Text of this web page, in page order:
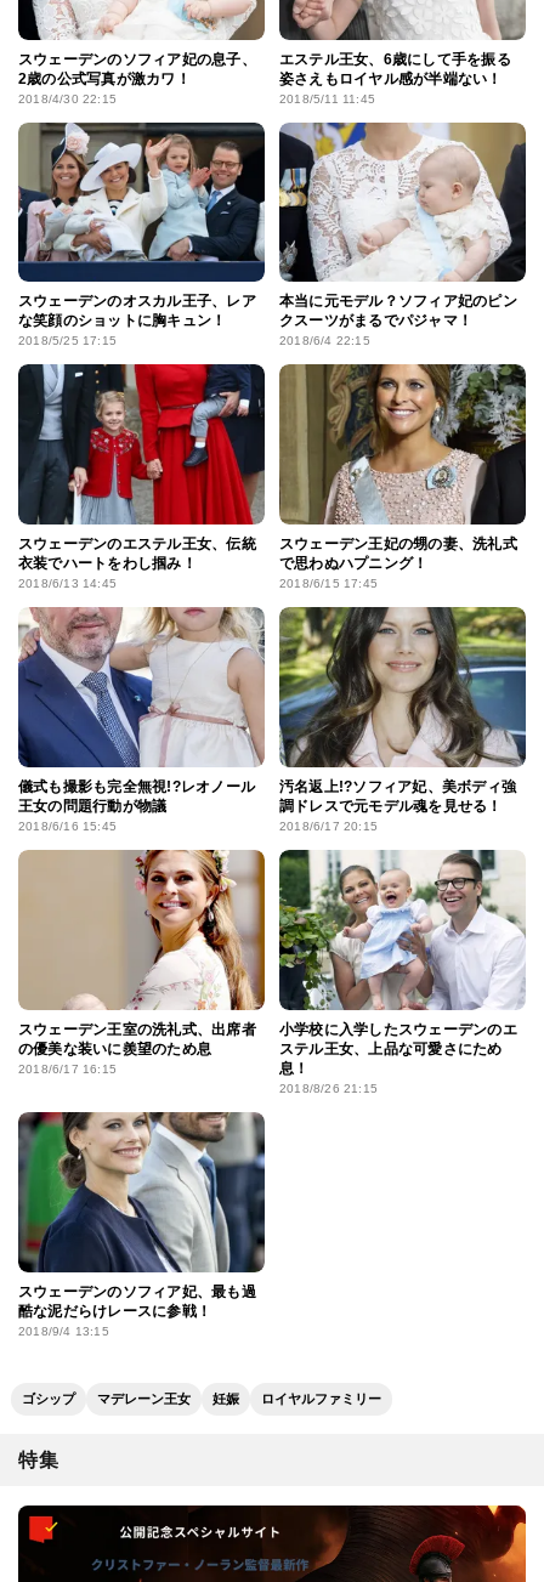
スウェーデンのソフィア妃の息子、
2歳の公式写真が激カワ！
2018/4/30 22:15
エステル王女、6歳にして手を振る
姿さえもロイヤル感が半端ない！
2018/5/11 11:45
スウェーデンのオスカル王子、レア
な笑顔のショットに胸キュン！
2018/5/25 17:15
本当に元モデル？ソフィア妃のピン
クスーツがまるでパジャマ！
2018/6/4 22:15
スウェーデンのエステル王女、伝統
衣装でハートをわし掴み！
2018/6/13 14:45
スウェーデン王妃の甥の妻、洗礼式
で思わぬハプニング！
2018/6/15 17:45
儀式も撮影も完全無視!?レオノール
王女の問題行動が物議
2018/6/16 15:45
汚名返上!?ソフィア妃、美ボディ強
調ドレスで元モデル魂を見せる！
2018/6/17 20:15
スウェーデン王室の洗礼式、出席者
の優美な装いに羨望のため息
2018/6/17 16:15
小学校に入学したスウェーデンのエ
ステル王女、上品な可愛さにため
息！
2018/8/26 21:15
スウェーデンのソフィア妃、最も過
酷な泥だらけレースに参戦！
2018/9/4 13:15
ゴシップ マデレーン王女 妊娠 ロイヤルファミリー
特集